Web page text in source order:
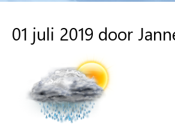
01 juli 2019 door